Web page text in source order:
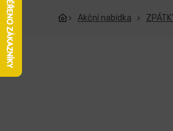
Akční nabídka